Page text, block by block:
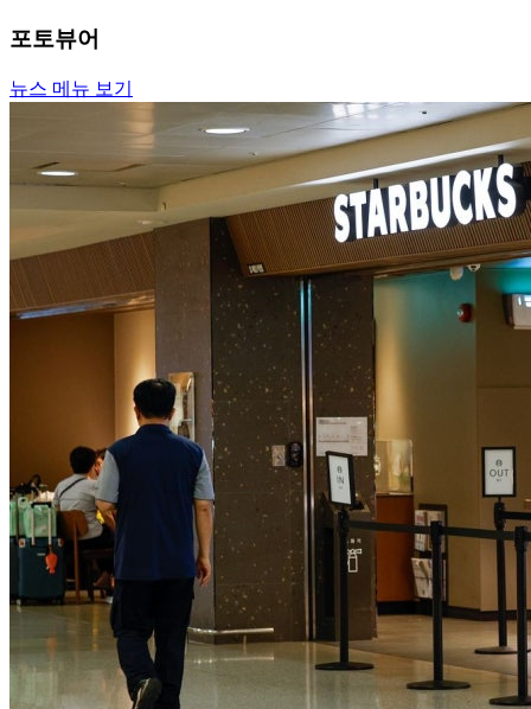
포토뷰어
뉴스 메뉴 보기